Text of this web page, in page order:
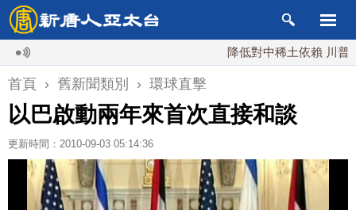
降低對中稀土依賴 川普宣布
首頁 › 舊新聞類別 › 環球直擊
以巴啟動兩年來首次直接和談
更新時間：2010-09-03 05:14:36